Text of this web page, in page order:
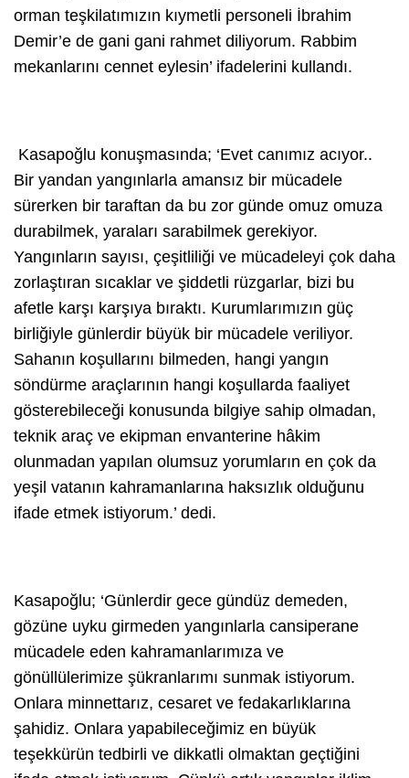
orman teşkilatımızın kıymetli personeli İbrahim
Demir’e de gani gani rahmet diliyorum. Rabbim
mekanlarını cennet eylesin’ ifadelerini kullandı.
Kasapoğlu konuşmasında; ‘Evet canımız acıyor..
Bir yandan yangınlarla amansız bir mücadele
sürerken bir taraftan da bu zor günde omuz omuza
durabilmek, yaraları sarabilmek gerekiyor.
Yangınların sayısı, çeşitliliği ve mücadeleyi çok daha
zorlaştıran sıcaklar ve şiddetli rüzgarlar, bizi bu
afetle karşı karşıya bıraktı. Kurumlarımızın güç
birliğiyle günlerdir büyük bir mücadele veriliyor.
Sahanın koşullarını bilmeden, hangi yangın
söndürme araçlarının hangi koşullarda faaliyet
gösterebileceği konusunda bilgiye sahip olmadan,
teknik araç ve ekipman envanterine hâkim
olunmadan yapılan olumsuz yorumların en çok da
yeşil vatanın kahramanlarına haksızlık olduğunu
ifade etmek istiyorum.’ dedi.
Kasapoğlu; ‘Günlerdir gece gündüz demeden,
gözüne uyku girmeden yangınlarla cansiperane
mücadele eden kahramanlarımıza ve
gönüllülerimize şükranlarımı sunmak istiyorum.
Onlara minnettarız, cesaret ve fedakarlıklarına
şahidiz. Onlara yapabileceğimiz en büyük
teşekkürün tedbirli ve dikkatli olmaktan geçtiğini